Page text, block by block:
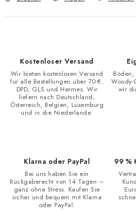
Kostenloser Versand
Wir bieten kostenlosen Versand
für alle Bestellungen über 70 €.
DPD, GLS und Hermes. Wir
liefern nach Deutschland,
Österreich, Belgien, Luxemburg
und in die Niederlande.
Woody-
wir
Klarna oder PayPal
Bei uns haben Sie ein
Rückgaberecht von 14 Tagen –
ganz ohne Stress. Kaufen Sie
sicher und bequem mit Klarna
oder PayPal.
99 %